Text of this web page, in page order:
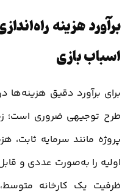
برآورد هزینه
اسباب بازی
برای برآورد دقیق هزینه‌ها
طرح توجیهی ضروری است؛
پروژه مانند سرمایه ثابت،
اولیه را به‌صورت عددی و
ظرفیت یک کارخانه